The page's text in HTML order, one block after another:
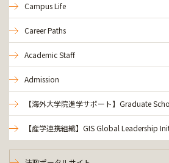
Campus Life
Career Paths
Academic Staff
Admission
【海外大学院進学サポート】Graduate
【産学連携組織】GIS Global Leadership